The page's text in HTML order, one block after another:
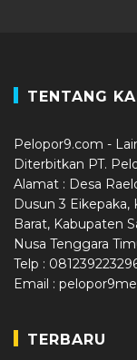
TENTANG
Pelopor9.com -
Diterbitkan PT.
Alamat : Desa
Dusun 3 Eikepaka,
Barat, Kabupaten
Nusa Tenggara
Telp :
Email :
TERBARU